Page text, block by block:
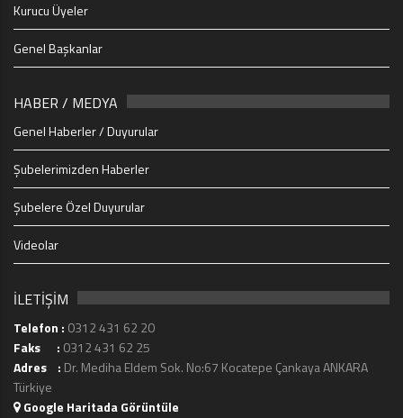
Kurucu Üyeler
Genel Başkanlar
HABER / MEDYA
Genel Haberler / Duyurular
Şubelerimizden Haberler
Şubelere Özel Duyurular
Videolar
İLETİŞİM
Telefon : 0312 431 62 20
Faks : 0312 431 62 25
Adres : Dr. Mediha Eldem Sok. No:67 Kocatepe Çankaya ANKARA
Türkiye
Google Haritada Görüntüle